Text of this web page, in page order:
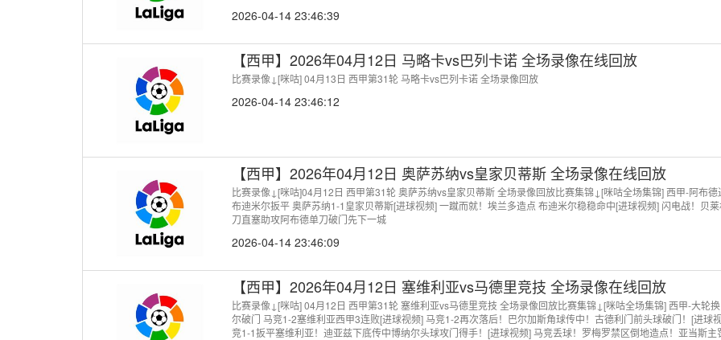
2026-04-14 23:46:39
【西甲】2026年04月12日 马略卡vs巴列卡诺 全场录像在线回放
比赛录像↓[咪咕] 04月13日 西甲第31轮 马略卡vs巴列卡诺 全场录像回放
2026-04-14 23:46:12
【西甲】2026年04月12日 奥萨苏纳vs皇家贝蒂斯 全场录像在线回放
比赛录像↓[咪咕]04月12日 西甲第31轮 奥萨苏纳vs皇家贝蒂斯 全场录像回放比赛集锦↓[咪咕全场集锦] 西甲-阿布德
布迪米尔扳平 奥萨苏纳1-1皇家贝蒂斯[进球视频] 一蹴而就！埃兰多造点 布迪米尔稳稳命中[进球视频] 闪电战！贝
刀直塞助攻阿布德单刀破门先下一城
2026-04-14 23:46:09
【西甲】2026年04月12日 塞维利亚vs马德里竞技 全场录像在线回放
比赛录像↓[咪咕] 04月12日 西甲第31轮 塞维利亚vs马德里竞技 全场录像回放比赛集锦↓[咪咕全场集锦] 西甲-大轮
尔破门 马竞1-2塞维利亚西甲3连败[进球视频] 马竞1-2再次落后！巴尔加斯角球传中！古德利门前头球破门！[进球
竞1-1扳平塞维利亚！迪亚兹下底传中博纳尔头球攻门得手！[进球视频] 马竞丢球！罗梅罗禁区倒地造点！亚当斯主